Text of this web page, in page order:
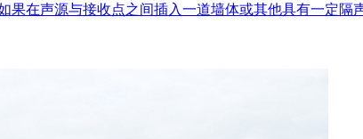
果在声源与接收点之间插入一道墙体或其他具有一定